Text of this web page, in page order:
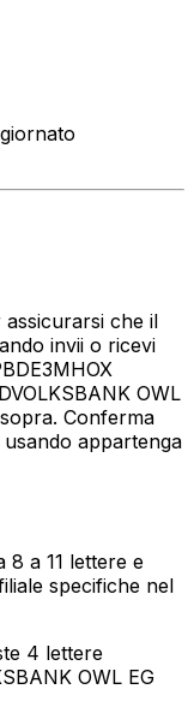
che il
invii o ricevi
OWL
Conferma
appartenga
8 a 11 lettere e
specifiche nel
4 lettere
OWL EG